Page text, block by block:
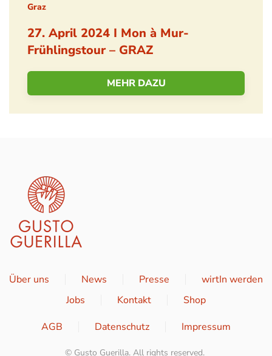
Graz
27. April 2024 I Mon à Mur-
Frühlingstour – GRAZ
MEHR DAZU
Über uns News Presse
wirtIn werden
Jobs
Kontakt
Shop
AGB
Datenschutz Impressum
© Gusto Guerilla. All rights reserved.